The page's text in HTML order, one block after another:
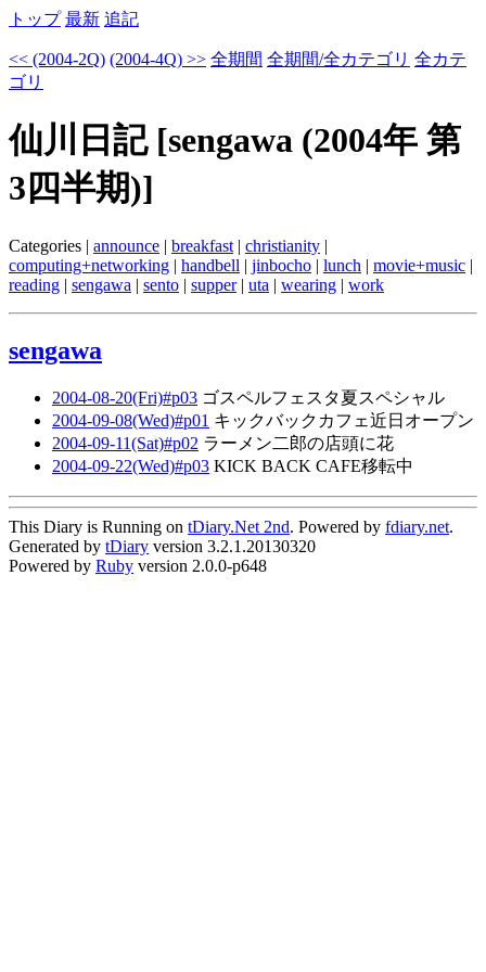
トップ 最新 追記
<< (2004-2Q) (2004-4Q) >> 全期間 全期間/全カテゴリ 全カテ
ゴリ
仙川日記 [sengawa (2004年 第
3四半期)]
Categories | announce | breakfast | christianity |
computing+networking | handbell | jinbocho | lunch | movie+music |
reading | sengawa | sento | supper| uta | wearing | work
sengawa
2004-08-20(Fri)#p03 ゴスペルフェスタ夏スペシャル
2004-09-08(Wed)#p01 キックバックカフェ近日オープン
2004-09-11(Sat)#p02 ラーメン二郎の店頭に花
2004-09-22(Wed)#p03 KICK BACK CAFE移転中
This Diary is Running on tDiary.Net 2nd. Powered by fdiary.net.
Generated by tDiary version 3.2.1.20130320
Powered by Ruby version 2.0.0-p648